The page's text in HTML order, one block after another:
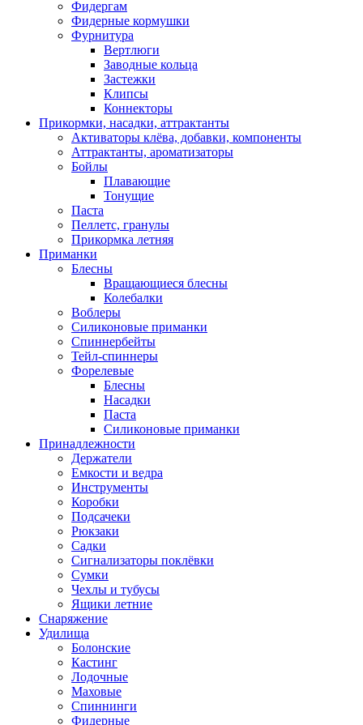
Фидергам
Фидерные кормушки
Фурнитура
Вертлюги
Заводные кольца
Застежки
Клипсы
Коннекторы
Прикормки, насадки, аттрактанты
Активаторы клёва, добавки, компоненты
Аттрактанты, ароматизаторы
Бойлы
Плавающие
Тонущие
Паста
Пеллетс, гранулы
Прикормка летняя
Приманки
Блесны
Вращающиеся блесны
Колебалки
Воблеры
Силиконовые приманки
Спиннербейты
Тейл-спиннеры
Форелевые
Блесны
Насадки
Паста
Силиконовые приманки
Принадлежности
Держатели
Емкости и ведра
Инструменты
Коробки
Подсачеки
Рюкзаки
Садки
Сигнализаторы поклёвки
Сумки
Чехлы и тубусы
Ящики летние
Снаряжение
Удилища
Болонские
Кастинг
Лодочные
Маховые
Спиннинги
Фидерные